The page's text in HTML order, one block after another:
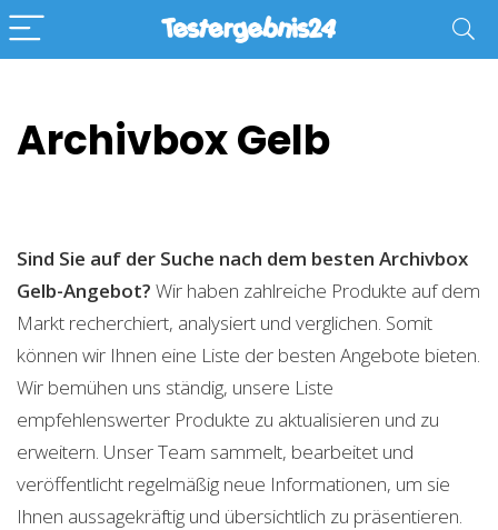
Archivbox Gelb
Sind Sie auf der Suche nach dem besten Archivbox
Gelb-Angebot? Wir haben zahlreiche Produkte auf dem
Markt recherchiert, analysiert und verglichen. Somit
können wir Ihnen eine Liste der besten Angebote bieten.
Wir bemühen uns ständig, unsere Liste
empfehlenswerter Produkte zu aktualisieren und zu
erweitern. Unser Team sammelt, bearbeitet und
veröffentlicht regelmäßig neue Informationen, um sie
Ihnen aussagekräftig und übersichtlich zu präsentieren.